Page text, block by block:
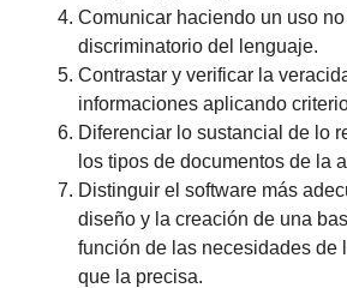
Comunicar haciendo un uso
discriminatorio del lenguaje.
Contrastar y verificar la
informaciones aplicando
Diferenciar lo sustancial de lo
los tipos de documentos de la
Distinguir el software más
diseño y la creación de una
función de las necesidades de
que la precisa.